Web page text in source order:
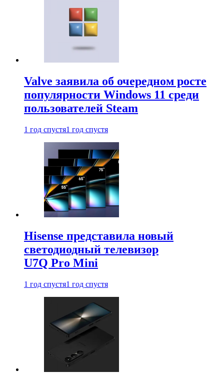
Valve заявила об очередном росте
популярности Windows 11 среди
пользователей Steam
1 год спустя1 год спустя
Hisense представила новый
светодиодный телевизор
U7Q Pro Mini
1 год спустя1 год спустя